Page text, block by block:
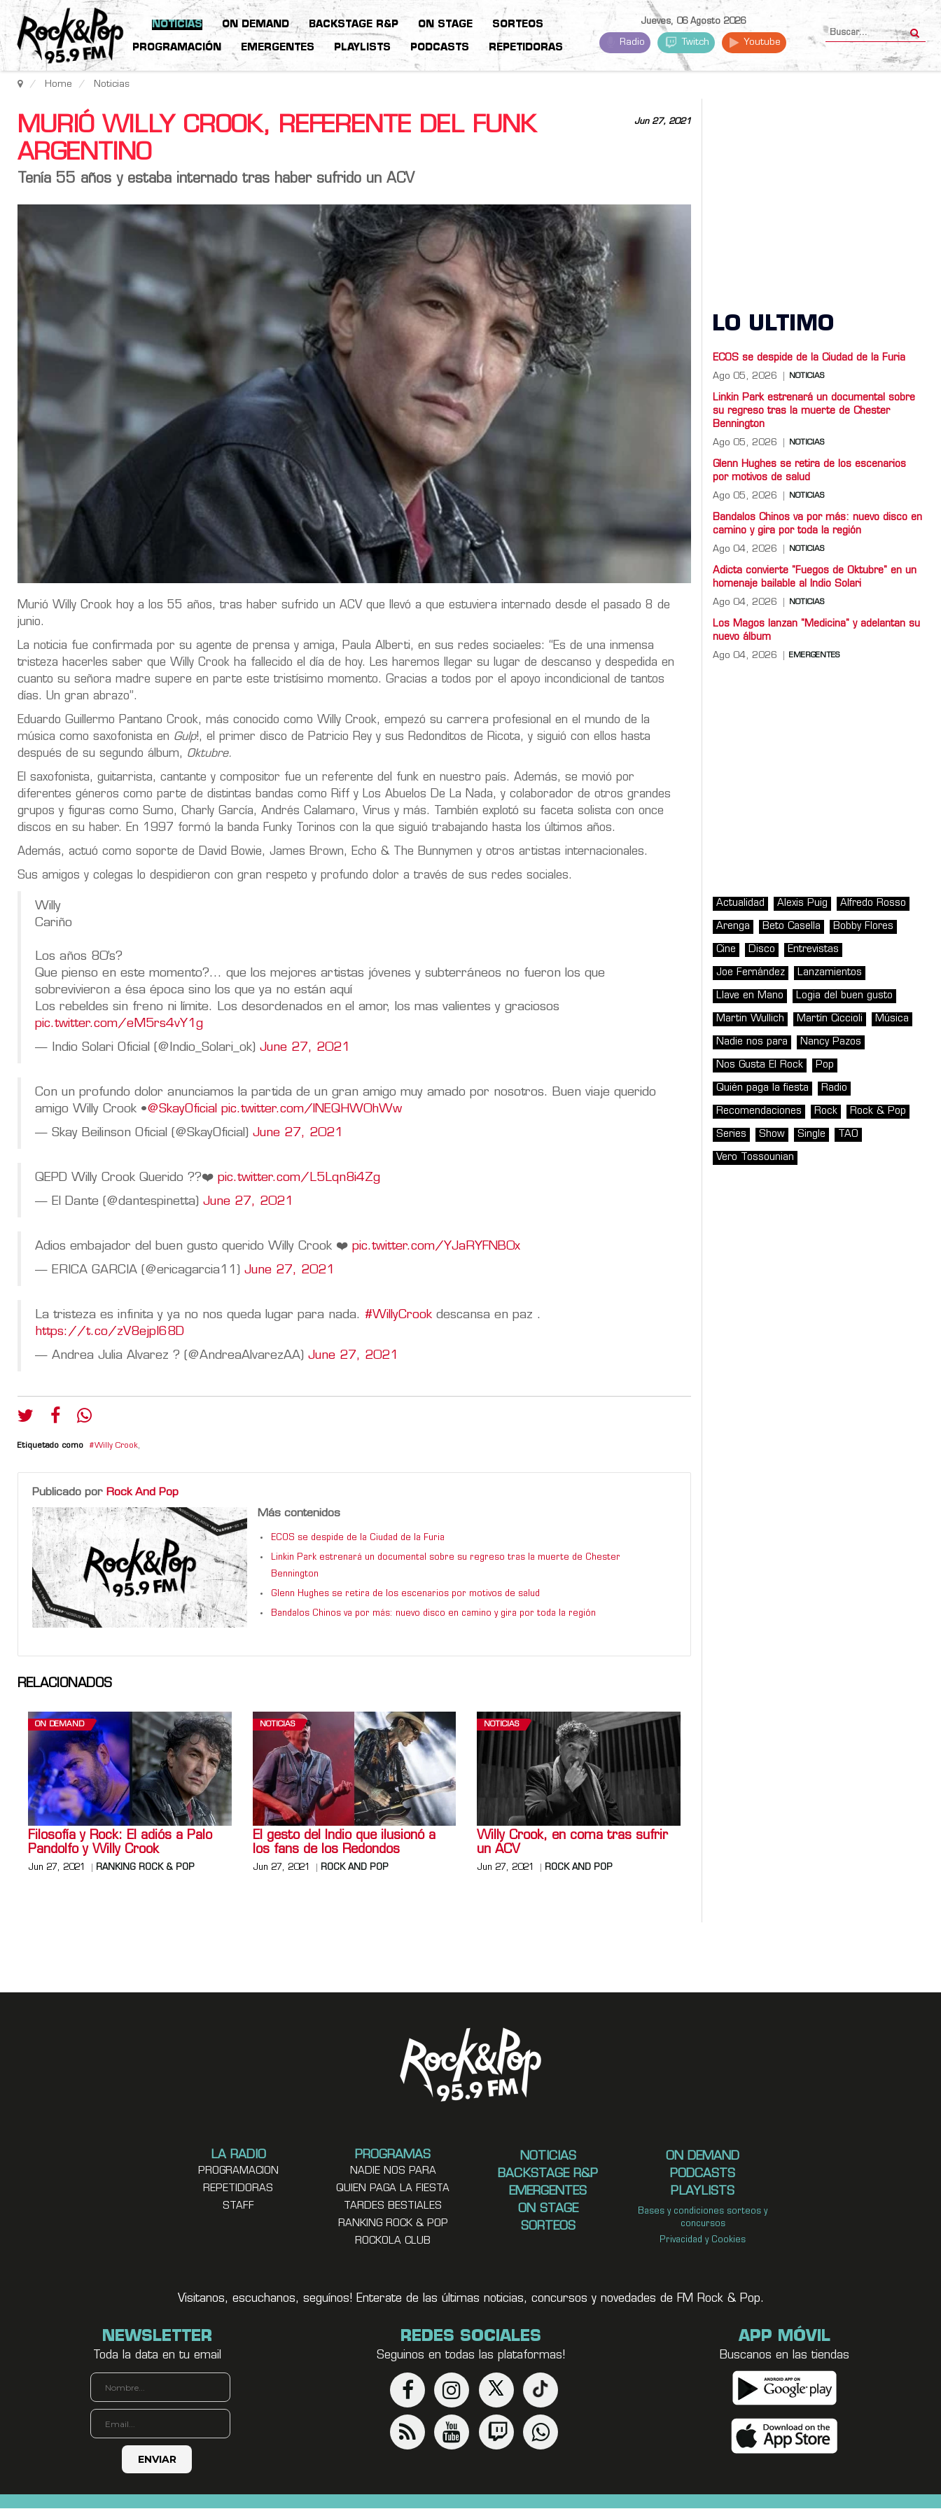
NOTICIAS ON DEMAND BACKSTAGE R&P ON STAGE SORTEOS
PROGRAMACIÓN EMERGENTES PLAYLISTS PODCASTS REPETIDORAS
Jueves, 06 Agosto 2026
Radio Twitch Youtube
Home Noticias
Jun 27, 2021
MURIÓ WILLY CROOK, REFERENTE DEL FUNK
ARGENTINO
Tenía 55 años y estaba internado tras haber sufrido un ACV
Murió Willy Crook hoy a los 55 años, tras haber sufrido un ACV que llevó a que estuviera internado desde el pasado 8 de
junio.
La noticia fue confirmada por su agente de prensa y amiga, Paula Alberti, en sus redes sociaeles: “Es de una inmensa
tristeza hacerles saber que Willy Crook ha fallecido el día de hoy. Les haremos llegar su lugar de descanso y despedida en
cuanto su señora madre supere en parte este tristísimo momento. Gracias a todos por el apoyo incondicional de tantos
días. Un gran abrazo”.
Eduardo Guillermo Pantano Crook, más conocido como Willy Crook, empezó su carrera profesional en el mundo de la
música como saxofonista en Gulp!, el primer disco de Patricio Rey y sus Redonditos de Ricota, y siguió con ellos hasta
después de su segundo álbum, Oktubre.
El saxofonista, guitarrista, cantante y compositor fue un referente del funk en nuestro país. Además, se movió por
diferentes géneros como parte de distintas bandas como Riff y Los Abuelos De La Nada, y colaborador de otros grandes
grupos y figuras como Sumo, Charly García, Andrés Calamaro, Virus y más. También explotó su faceta solista con once
discos en su haber. En 1997 formó la banda Funky Torinos con la que siguió trabajando hasta los últimos años.
Además, actuó como soporte de David Bowie, James Brown, Echo & The Bunnymen y otros artistas internacionales.
Sus amigos y colegas lo despidieron con gran respeto y profundo dolor a través de sus redes sociales.
Willy
Cariño
Los años 80’s?
Que pienso en este momento?... que los mejores artistas jóvenes y subterráneos no fueron los que
sobrevivieron a ésa época sino los que ya no están aquí
Los rebeldes sin freno ni límite. Los desordenados en el amor, los mas valientes y graciosos
pic.twitter.com/eM5rs4vY1g
— Indio Solari Oficial (@Indio_Solari_ok) June 27, 2021
Con un profundo dolor anunciamos la partida de un gran amigo muy amado por nosotros. Buen viaje querido
amigo Willy Crook •@SkayOficial pic.twitter.com/lNEQHW0hWw
— Skay Beilinson Oficial (@SkayOficial) June 27, 2021
QEPD Willy Crook Querido ??❤️ pic.twitter.com/L5Lqn8i4Zg
— El Dante (@dantespinetta) June 27, 2021
Adios embajador del buen gusto querido Willy Crook ❤️ pic.twitter.com/YJaRYFNB0x
— ERICA GARCIA (@ericagarcia11) June 27, 2021
La tristeza es infinita y ya no nos queda lugar para nada. #WillyCrook descansa en paz .
https://t.co/zV8ejpI68D
— Andrea Julia Alvarez ? (@AndreaAlvarezAA) June 27, 2021
Etiquetado como Willy Crook,
Publicado por Rock And Pop
Más contenidos
ECOS se despide de la Ciudad de la Furia
Linkin Park estrenará un documental sobre su regreso tras la muerte de Chester
Bennington
Glenn Hughes se retira de los escenarios por motivos de salud
Bandalos Chinos va por más: nuevo disco en camino y gira por toda la región
RELACIONADOS
ON DEMAND
Filosofía y Rock: El adiós a Palo
Pandolfo y Willy Crook
Jun 27, 2021 RANKING ROCK & POP
NOTICIAS
El gesto del Indio que ilusionó a
los fans de los Redondos
Jun 27, 2021 ROCK AND POP
NOTICIAS
Willy Crook, en coma tras sufrir
un ACV
Jun 27, 2021 ROCK AND POP
LO ULTIMO
ECOS se despide de la Ciudad de la Furia
Ago 05, 2026 NOTICIAS
Linkin Park estrenará un documental sobre
su regreso tras la muerte de Chester
Bennington
Ago 05, 2026 NOTICIAS
Glenn Hughes se retira de los escenarios
por motivos de salud
Ago 05, 2026 NOTICIAS
Bandalos Chinos va por más: nuevo disco en
camino y gira por toda la región
Ago 04, 2026 NOTICIAS
Adicta convierte "Fuegos de Oktubre" en un
homenaje bailable al Indio Solari
Ago 04, 2026 NOTICIAS
Los Magos lanzan "Medicina" y adelantan su
nuevo álbum
Ago 04, 2026 EMERGENTES
Actualidad Alexis Puig Alfredo Rosso
Arenga Beto Casella Bobby Flores
Cine Disco Entrevistas
Joe Fernández Lanzamientos
Llave en Mano Logia del buen gusto
Martin Wullich Martín Ciccioli Música
Nadie nos para Nancy Pazos
Nos Gusta El Rock Pop
Quién paga la fiesta Radio
Recomendaciones Rock Rock & Pop
Series Show Single TAO
Vero Tossounian
LA RADIO
PROGRAMACION
REPETIDORAS
STAFF
PROGRAMAS
NADIE NOS PARA
QUIEN PAGA LA FIESTA
TARDES BESTIALES
RANKING ROCK & POP
ROCKOLA CLUB
NOTICIAS
BACKSTAGE R&P
EMERGENTES
ON STAGE
SORTEOS
ON DEMAND
PODCASTS
PLAYLISTS
Bases y condiciones sorteos y
concursos
Privacidad y Cookies
Visitanos, escuchanos, seguínos! Enterate de las últimas noticias, concursos y novedades de FM Rock & Pop.
NEWSLETTER
Toda la data en tu email
REDES SOCIALES
Seguinos en todas las plataformas!
APP MÓVIL
Buscanos en las tiendas